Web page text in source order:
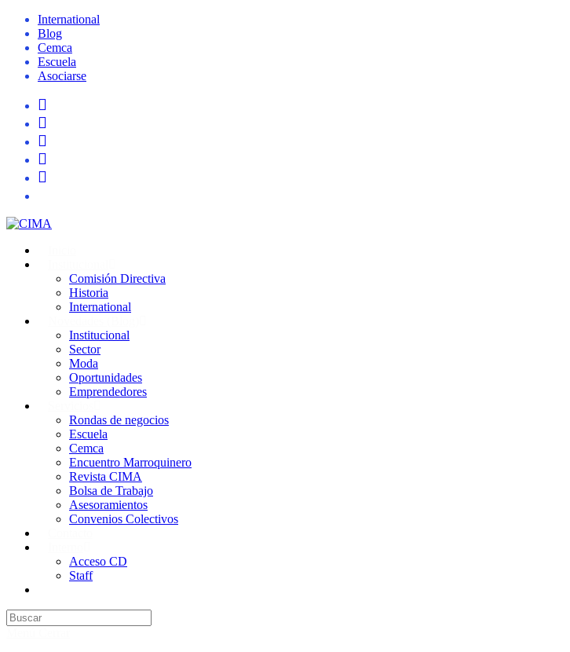
International
Blog
Cemca
Escuela
Asociarse
Comisión Directiva
Historia
International
Institucional
Sector
Moda
Oportunidades
Emprendedores
Rondas de negocios
Escuela
Cemca
Encuentro Marroquinero
Revista CIMA
Bolsa de Trabajo
Asesoramientos
Convenios Colectivos
Acceso CD
Staff